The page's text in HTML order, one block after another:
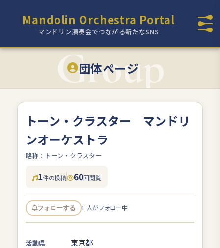
Mandolin Orchestra Portal
マンドリン演奏会でつながる新たなSNS
団体ページ
トーン・クラスター マンドリ
ンオーケストラ
略称：トーン・クラスター
1件の投稿 60回閲覧
フォローする 1 人がフォロー中
活動県 東京都